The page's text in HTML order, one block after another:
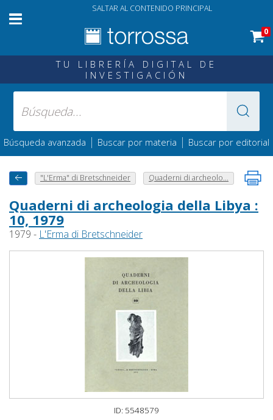
SALTAR AL CONTENIDO PRINCIPAL
0
TU LIBRERÍA DIGITAL DE
INVESTIGACIÓN
Búsqueda avanzada | Buscar por materia | Buscar por editorial
"L'Erma" di Bretschneider Quaderni di archeolo...
Quaderni di archeologia della Libya :
10, 1979
1979 - L'Erma di Bretschneider
ID: 5548579